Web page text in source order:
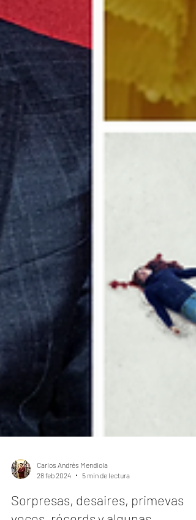
Carlos Andrés Mendiola
28 feb 2024
5 min de lectura